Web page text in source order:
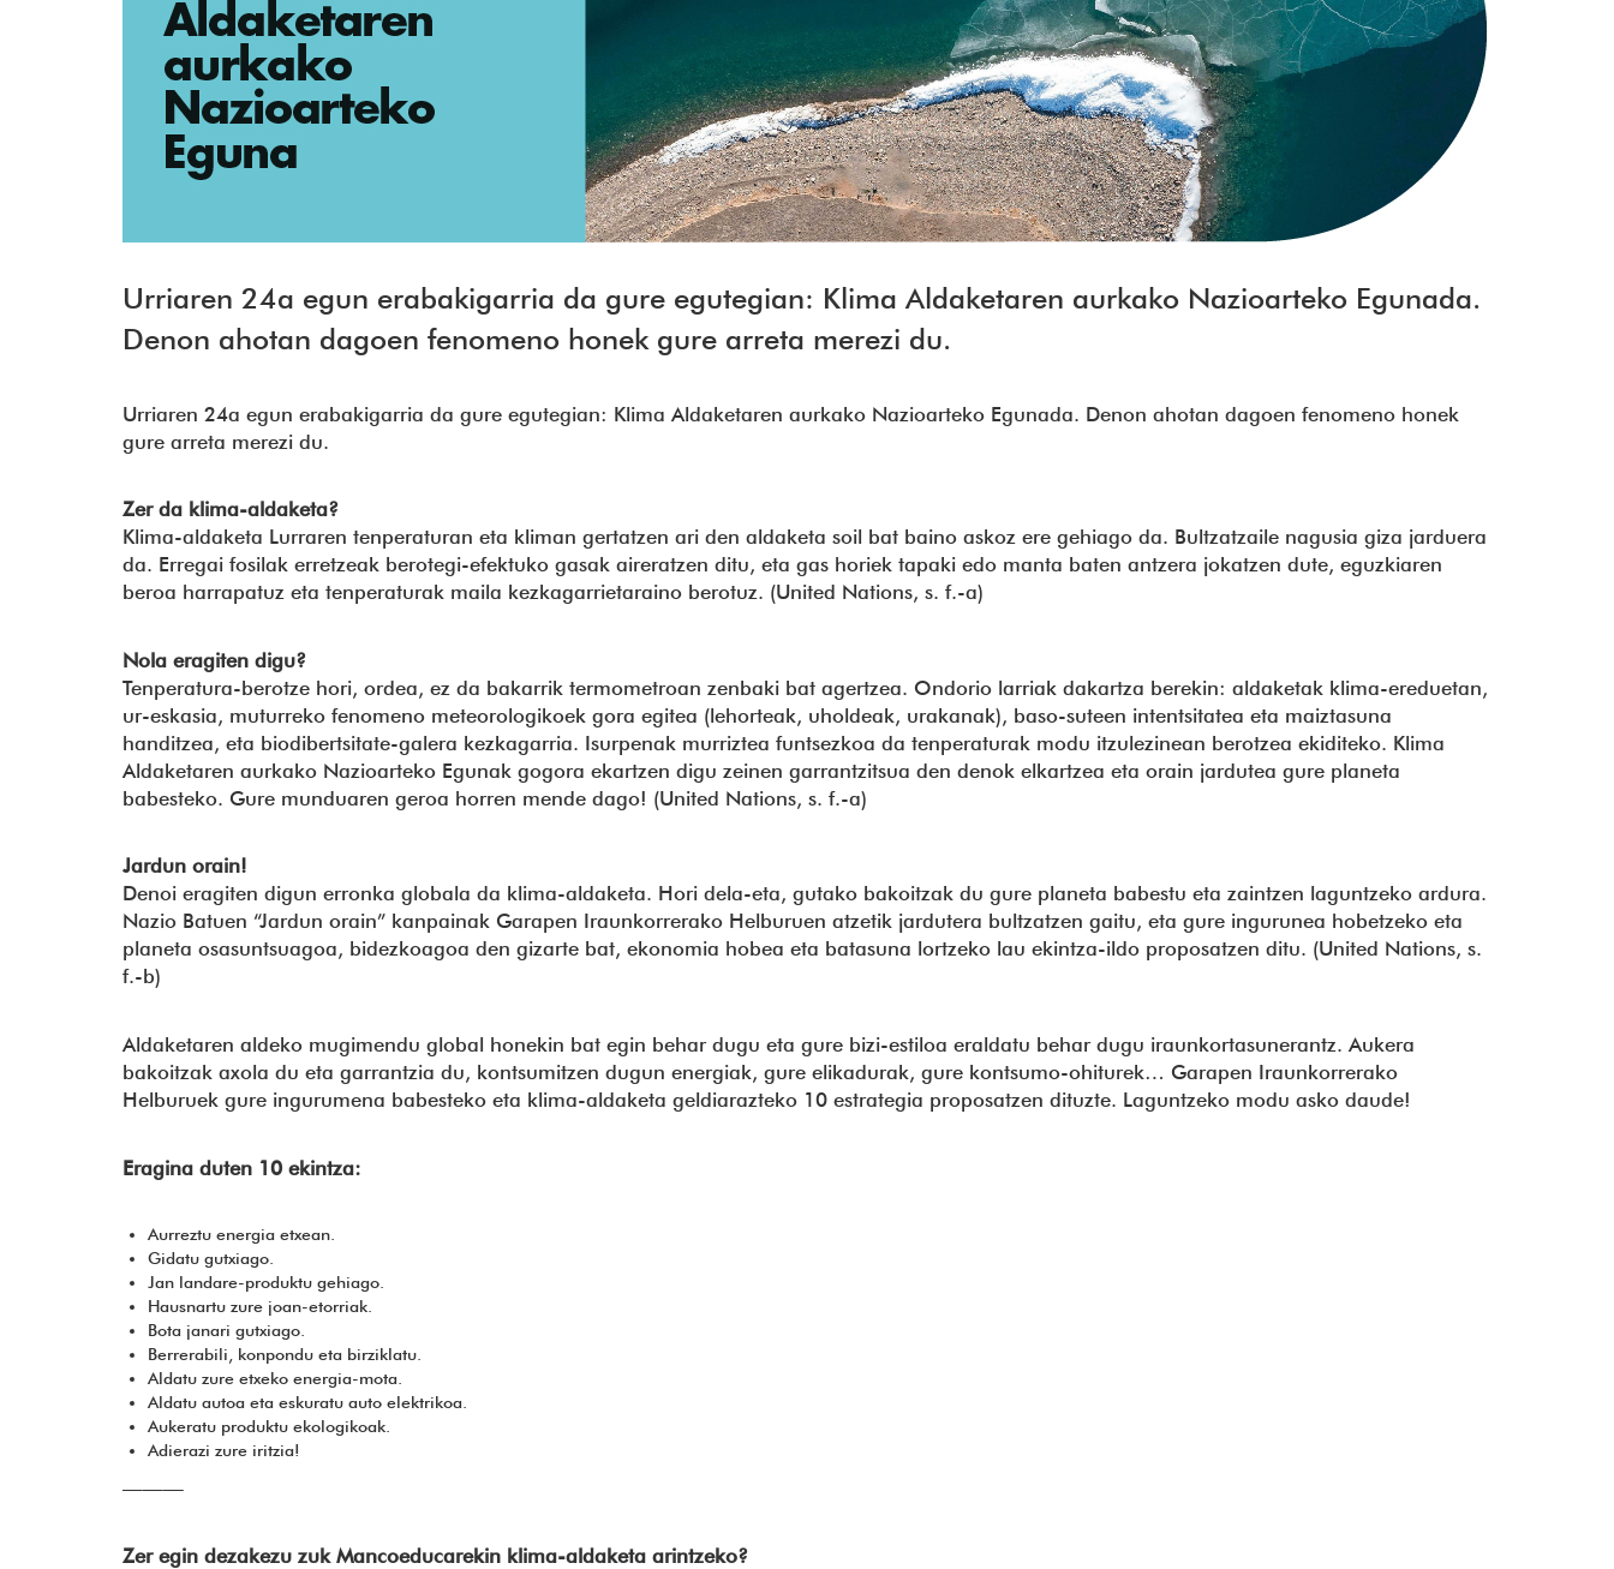
Urriaren 24a egun erabakigarria da gure egutegian: Klima Aldaketaren aurkako Nazioarteko Egunada.
Denon ahotan dagoen fenomeno honek gure arreta merezi du.
Urriaren 24a egun erabakigarria da gure egutegian: Klima Aldaketaren aurkako Nazioarteko Egunada. Denon ahotan dagoen fenomeno honek
gure arreta merezi du.
Zer da klima-aldaketa?
Klima-aldaketa Lurraren tenperaturan eta kliman gertatzen ari den aldaketa soil bat baino askoz ere gehiago da. Bultzatzaile nagusia giza jarduera
da. Erregai fosilak erretzeak berotegi-efektuko gasak aireratzen ditu, eta gas horiek tapaki edo manta baten antzera jokatzen dute, eguzkiaren
beroa harrapatuz eta tenperaturak maila kezkagarrietaraino berotuz. (United Nations, s. f.-a)
Nola eragiten digu?
Tenperatura-berotze hori, ordea, ez da bakarrik termometroan zenbaki bat agertzea. Ondorio larriak dakartza berekin: aldaketak klima-ereduetan,
ur-eskasia, muturreko fenomeno meteorologikoek gora egitea (lehorteak, uholdeak, urakanak), baso-suteen intentsitatea eta maiztasuna
handitzea, eta biodibertsitate-galera kezkagarria. Isurpenak murriztea funtsezkoa da tenperaturak modu itzulezinean berotzea ekiditeko. Klima
Aldaketaren aurkako Nazioarteko Egunak gogora ekartzen digu zeinen garrantzitsua den denok elkartzea eta orain jardutea gure planeta
babesteko. Gure munduaren geroa horren mende dago! (United Nations, s. f.-a)
Jardun orain!
Denoi eragiten digun erronka globala da klima-aldaketa. Hori dela-eta, gutako bakoitzak du gure planeta babestu eta zaintzen laguntzeko ardura.
Nazio Batuen “Jardun orain” kanpainak Garapen Iraunkorrerako Helburuen atzetik jardutera bultzatzen gaitu, eta gure ingurunea hobetzeko eta
planeta osasuntsuagoa, bidezkoagoa den gizarte bat, ekonomia hobea eta batasuna lortzeko lau ekintza-ildo proposatzen ditu. (United Nations, s.
f.-b)
Aldaketaren aldeko mugimendu global honekin bat egin behar dugu eta gure bizi-estiloa eraldatu behar dugu iraunkortasunerantz. Aukera
bakoitzak axola du eta garrantzia du, kontsumitzen dugun energiak, gure elikadurak, gure kontsumo-ohiturek… Garapen Iraunkorrerako
Helburuek gure ingurumena babesteko eta klima-aldaketa geldiarazteko 10 estrategia proposatzen dituzte. Laguntzeko modu asko daude!
Eragina duten 10 ekintza:
Aurreztu energia etxean.
Gidatu gutxiago.
Jan landare-produktu gehiago.
Hausnartu zure joan-etorriak.
Bota janari gutxiago.
Berrerabili, konpondu eta birziklatu.
Aldatu zure etxeko energia-mota.
Aldatu autoa eta eskuratu auto elektrikoa.
Aukeratu produktu ekologikoak.
Adierazi zure iritzia!
———
Zer egin dezakezu zuk Mancoeducarekin klima-aldaketa arintzeko?